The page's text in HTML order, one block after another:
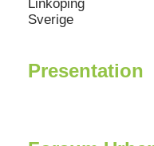
Linköping
Sverige
Presentation